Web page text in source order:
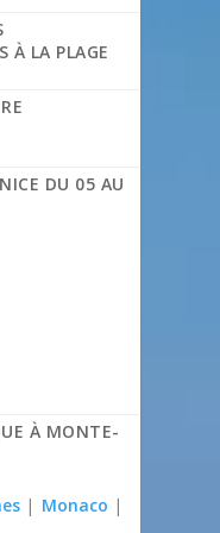
À LA PLAGE
DU 05 AU
À MONTE-
| Monaco |